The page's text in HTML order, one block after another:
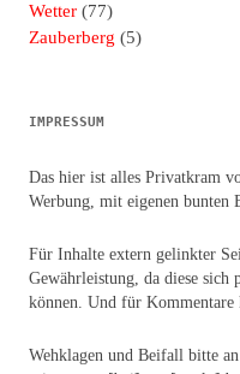
Wetter (77)
Zauberberg (5)
IMPRESSUM
Das hier ist alles Privatkram
Werbung, mit eigenen bunten
Für Inhalte extern gelinkter
Gewährleistung, da diese sich
können. Und für Kommentare
Wehklagen und Beifall bitte an